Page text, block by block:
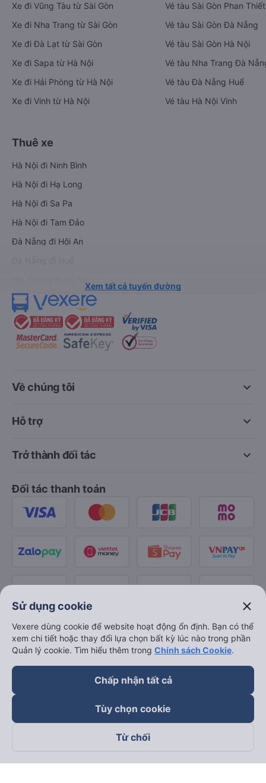
Xe đi Vũng Tàu từ Sài Gòn
Xe đi Nha Trang từ Sài Gòn
Xe đi Đà Lạt từ Sài Gòn
Xe đi Sapa từ Hà Nội
Xe đi Hải Phòng từ Hà Nội
Xe đi Vinh từ Hà Nội
Vé tàu Sài Gòn Phan Thiết
Vé tàu Sài Gòn Đà Nẵng
Vé tàu Sài Gòn Hà Nội
Vé tàu Nha Trang Đà
Vé tàu Đà Nẵng Huế
Vé tàu Hà Nội Vinh
Thuê xe
Hà Nội đi Ninh Bình
Hà Nội đi Hạ Long
Hà Nội đi Sa Pa
Hà Nội đi Tam Đảo
Đà Nẵng đi Hội An
Xem tất cả tuyến đường
keyboard_arrow_down
Về chúng tôi
keyboard_arrow_down
Hỗ trợ
keyboard_arrow_down
Trở thành đối tác
Đối tác thanh toán
Theo dõi chúng tôi trên
Sử dụng cookie close
Vexere dùng cookie để website hoạt động ổn định. Bạn có thể
xem chi tiết hoặc thay đổi lựa chọn bất kỳ lúc nào trong phần
Quản lý cookie. Tìm hiểu thêm trong Chính sách Cookie.
Chấp nhận tất cả
Tùy chọn cookie
Từ chối